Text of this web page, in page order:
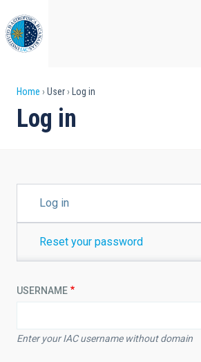
to
main
content
Breadcrumb
Home User Log in
Log in
TABSLog in
Reset your password
USERNAME
Enter your IAC username without domain